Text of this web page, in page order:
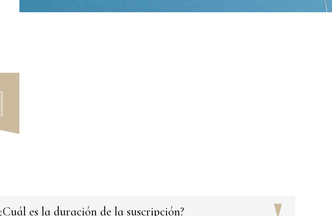
¿Cuál es la duración de la suscripción?